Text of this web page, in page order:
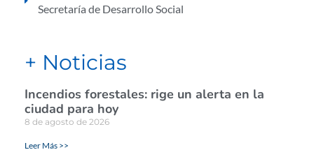
Secretaría de Desarrollo Social
+ Noticias
Incendios forestales: rige un alerta en la
ciudad para hoy
8 de agosto de 2026
Leer Más >>